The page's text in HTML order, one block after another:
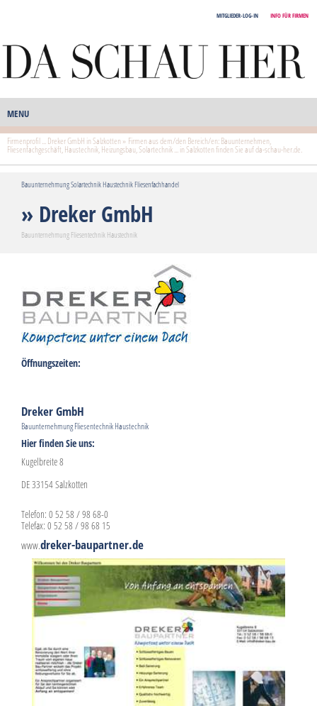
MITGLIEDER-LOG-IN INFO FÜR FIRMEN
MENU
Firmenprofil ... Dreker GmbH in Salzkotten » Firmen aus dem/den Bereich/en: Bauunternehmen,
Fliesenfachgeschäft, Haustechnik, Heizungsbau, Solartechnik ... in Salzkotten finden Sie auf da-schau-her.de.
Bauunternehmung Solartechnik Haustechnik Fliesenfachhandel
» Dreker GmbH
Bauunternehmung Fliesentechnik Haustechnik
Öffnungszeiten:
Dreker GmbH
Bauunternehmung Fliesentechnik Haustechnik
Hier finden Sie uns:
Kugelbreite 8
DE 33154 Salzkotten
Telefon: 0 52 58 / 98 68-0
Telefax: 0 52 58 / 98 68 15
www.dreker-baupartner.de